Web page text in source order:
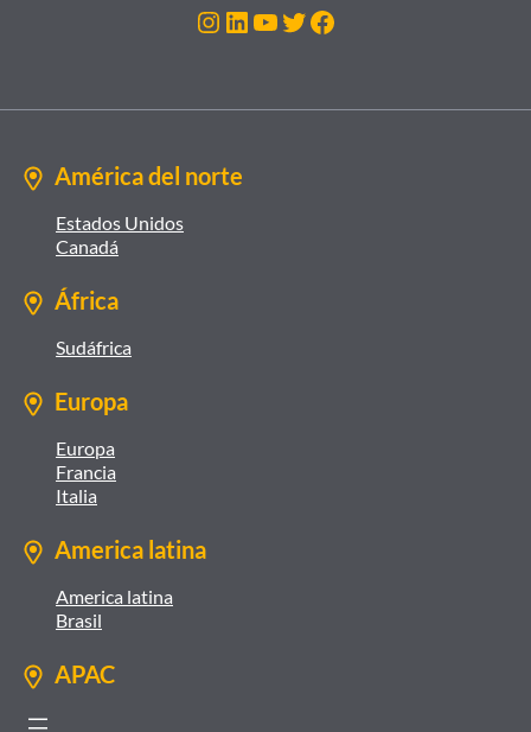
Instagram
LinkedIn
YouTube
Twitter
Facebook
América del norte
Estados Unidos
Canadá
África
Sudáfrica
Europa
Europa
Francia
Italia
America latina
America latina
Brasil
APAC